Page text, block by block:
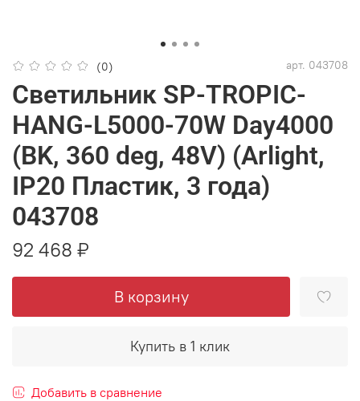
(0) арт. 043708
Светильник SP-TROPIC-
HANG-L5000-70W Day4000
(BK, 360 deg, 48V) (Arlight,
IP20 Пластик, 3 года)
043708
92 468 ₽
В корзину
Купить в 1 клик
Добавить в сравнение